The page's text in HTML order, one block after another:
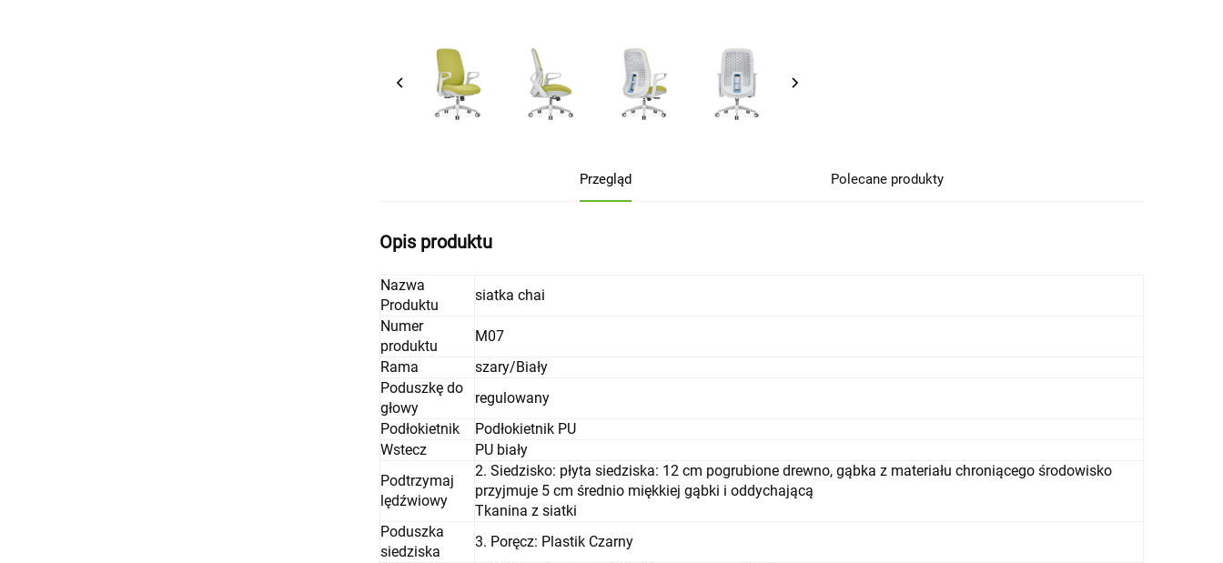
Przegląd Polecane produkty
Opis produktu
Nazwa
Produktu
siatka chai
Numer
produktu
M07
Rama
szary/Biały
Poduszkę do
głowy
regulowany
Podłokietnik
Podłokietnik PU
Wstecz
PU biały
Podtrzymaj
lędźwiowy
2. Siedzisko: płyta siedziska: 12 cm pogrubione drewno, gąbka z materiału chroniącego środowisko
przyjmuje 5 cm średnio miękkiej gąbki i oddychającą
Tkanina z siatki
Poduszka
siedziska
3. Poręcz: Plastik Czarny